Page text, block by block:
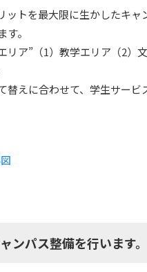
ットを最大限に生かしたキ
。
リア”（1）教学エリア（2
替えに合わせて、学生サー
ンパス整備を行います。